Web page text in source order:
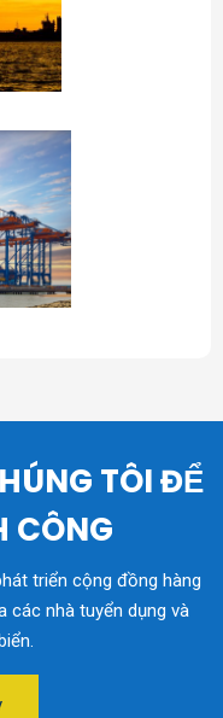
TÔI ĐỂ
CÔNG
triển cộng đồng hàng
các nhà tuyển dụng và